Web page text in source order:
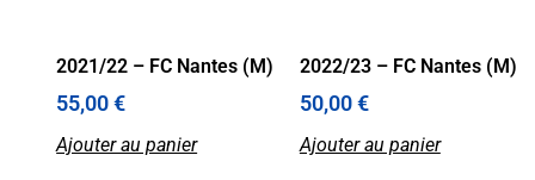
2021/22 – FC Nantes (M)
55,00€
Ajouter au panier
2022/23 – FC Nantes (M)
50,00€
Ajouter au panier